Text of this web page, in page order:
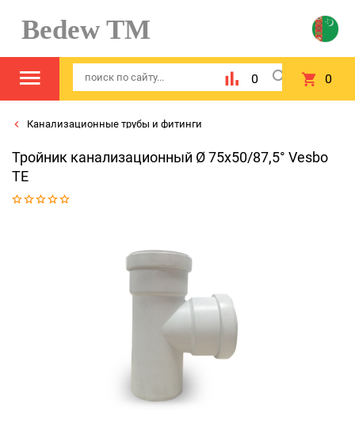
Bedew TM
0 0
Канализационные трубы и фитинги
Тройник канализационный Ø 75х50/87,5° Vesbo
TE